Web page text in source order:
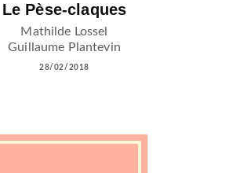
Le Pèse-claques
Mathilde Lossel
Guillaume Plantevin
28/02/2018